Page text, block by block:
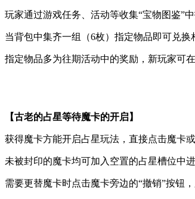
玩家通过游戏任务、活动等收集“宝物图鉴”中
当背包中集齐一组（6枚）指定物品即可兑换
指定物品多为往期活动中的奖励，新玩家可
【古老的占星等待魔卡的开启】
获得魔卡方能开启占星玩法，直接点击魔卡
未被封印的魔卡均可加入空置的占星槽位中
需要更替魔卡时点击魔卡旁边的“撤销”按钮，